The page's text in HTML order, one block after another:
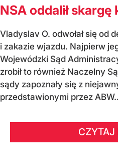
NSA oddalił skargę
Vladyslav O. odwołał się od
i zakazie wjazdu. Najpierw
Wojewódzki Sąd
zrobił to również Naczelny
sądy zapoznały się z
przedstawionymi przez
CZYTAJ